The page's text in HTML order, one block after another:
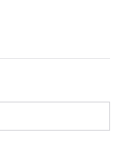
h